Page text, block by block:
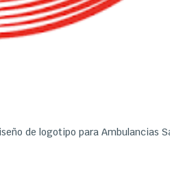
de logotipo para Ambulancias